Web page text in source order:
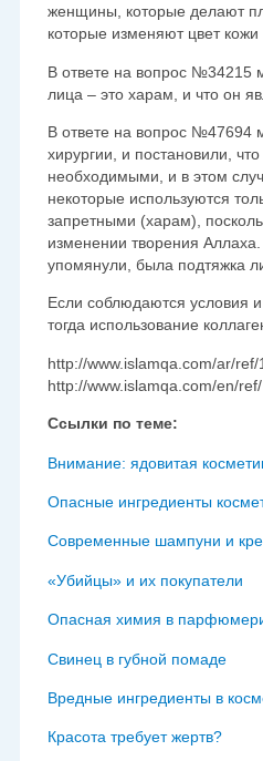
женщины, которые делают
которые изменяют цвет кожи
В ответе на вопрос №34215
лица – это харам, и что он
В ответе на вопрос №47694
хирургии, и постановили,
необходимыми, и в этом
некоторые используются
запретными (харам),
изменении творения
упомянули, была подтяжка
Если соблюдаются условия
тогда использование
http://www.islamqa.com/ar/ref/
http://www.islamqa.com/en/
Ссылки по теме:
Внимание: ядовитая
Опасные ингредиенты
Современные шампуни и
«Убийцы» и их покупатели
Опасная химия в
Свинец в губной помаде
Вредные ингредиенты в
Красота требует жертв?